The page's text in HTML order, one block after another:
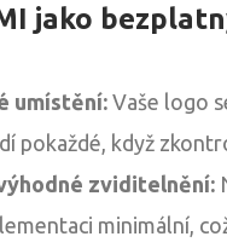
jako
umístění:Vaše logo
pokaždé, když
zviditelnění:
minimální,